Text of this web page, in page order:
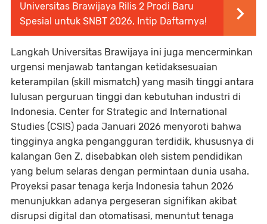
Universitas Brawijaya Rilis 2 Prodi Baru
Spesial untuk SNBT 2026, Intip Daftarnya!
Langkah Universitas Brawijaya ini juga mencerminkan
urgensi menjawab tantangan ketidaksesuaian
keterampilan (skill mismatch) yang masih tinggi antara
lulusan perguruan tinggi dan kebutuhan industri di
Indonesia. Center for Strategic and International
Studies (CSIS) pada Januari 2026 menyoroti bahwa
tingginya angka pengangguran terdidik, khususnya di
kalangan Gen Z, disebabkan oleh sistem pendidikan
yang belum selaras dengan permintaan dunia usaha.
Proyeksi pasar tenaga kerja Indonesia tahun 2026
menunjukkan adanya pergeseran signifikan akibat
disrupsi digital dan otomatisasi, menuntut tenaga